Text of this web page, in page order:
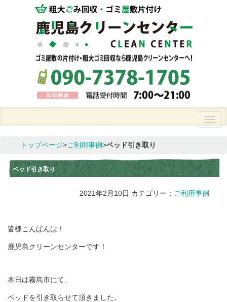
トップページ>ご利用事例>ベッド引き取り
ベッド引き取り
2021年2月10日 カテゴリー： ご利用事例
皆様こんばんは！
鹿児島クリーンセンターです！
本日は霧島市にて、
ベッドを引き取らせて頂きました。